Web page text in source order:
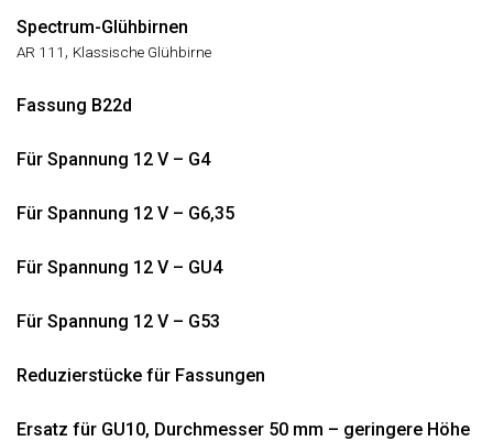
Spectrum-Glühbirnen
AR 111 , Klassische Glühbirne
Fassung B22d
Für Spannung 12 V – G4
Für Spannung 12 V – G6,35
Für Spannung 12 V – GU4
Für Spannung 12 V – G53
Reduzierstücke für Fassungen
Ersatz für GU10, Durchmesser 50 mm – geringere Höhe